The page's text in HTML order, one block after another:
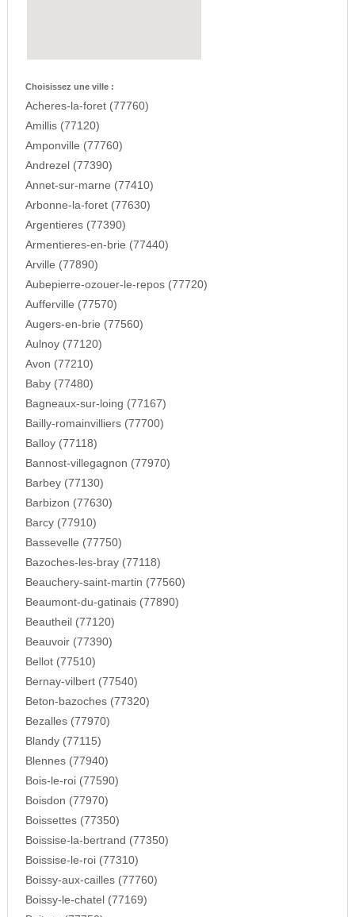
Choisissez une ville :
Acheres-la-foret (77760)
Amillis (77120)
Amponville (77760)
Andrezel (77390)
Annet-sur-marne (77410)
Arbonne-la-foret (77630)
Argentieres (77390)
Armentieres-en-brie (77440)
Arville (77890)
Aubepierre-ozouer-le-repos (77720)
Aufferville (77570)
Augers-en-brie (77560)
Aulnoy (77120)
Avon (77210)
Baby (77480)
Bagneaux-sur-loing (77167)
Bailly-romainvilliers (77700)
Balloy (77118)
Bannost-villegagnon (77970)
Barbey (77130)
Barbizon (77630)
Barcy (77910)
Bassevelle (77750)
Bazoches-les-bray (77118)
Beauchery-saint-martin (77560)
Beaumont-du-gatinais (77890)
Beautheil (77120)
Beauvoir (77390)
Bellot (77510)
Bernay-vilbert (77540)
Beton-bazoches (77320)
Bezalles (77970)
Blandy (77115)
Blennes (77940)
Bois-le-roi (77590)
Boisdon (77970)
Boissettes (77350)
Boissise-la-bertrand (77350)
Boissise-le-roi (77310)
Boissy-aux-cailles (77760)
Boissy-le-chatel (77169)